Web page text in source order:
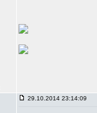
29.10.2014 23:14:09